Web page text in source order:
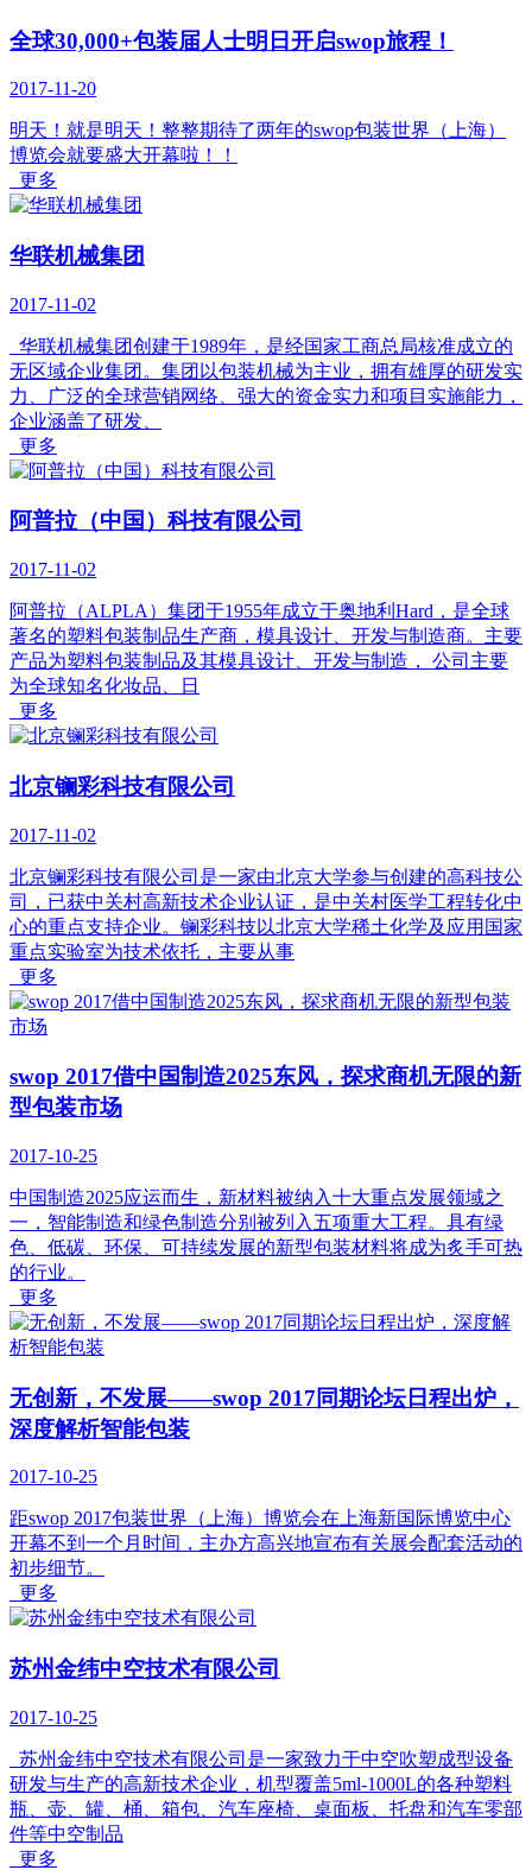
全球30,000+包装届人士明日开启swop旅程！
2017-11-20
明天！就是明天！整整期待了两年的swop包装世界（上海）
博览会就要盛大开幕啦！！
更多
华联机械集团
2017-11-02
华联机械集团创建于1989年，是经国家工商总局核准成立的
无区域企业集团。集团以包装机械为主业，拥有雄厚的研发实
力、广泛的全球营销网络、强大的资金实力和项目实施能力，
企业涵盖了研发、
更多
阿普拉（中国）科技有限公司
2017-11-02
阿普拉（ALPLA）集团于1955年成立于奥地利Hard，是全球
著名的塑料包装制品生产商，模具设计、开发与制造商。主要
产品为塑料包装制品及其模具设计、开发与制造， 公司主要
为全球知名化妆品、日
更多
北京镧彩科技有限公司
2017-11-02
北京镧彩科技有限公司是一家由北京大学参与创建的高科技公
司，已获中关村高新技术企业认证，是中关村医学工程转化中
心的重点支持企业。镧彩科技以北京大学稀土化学及应用国家
重点实验室为技术依托，主要从事
更多
swop 2017借中国制造2025东风，探求商机无限的新
型包装市场
2017-10-25
中国制造2025应运而生，新材料被纳入十大重点发展领域之
一，智能制造和绿色制造分别被列入五项重大工程。具有绿
色、低碳、环保、可持续发展的新型包装材料将成为炙手可热
的行业。
更多
无创新，不发展——swop 2017同期论坛日程出炉，
深度解析智能包装
2017-10-25
距swop 2017包装世界（上海）博览会在上海新国际博览中心
开幕不到一个月时间，主办方高兴地宣布有关展会配套活动的
初步细节。
更多
苏州金纬中空技术有限公司
2017-10-25
苏州金纬中空技术有限公司是一家致力于中空吹塑成型设备
研发与生产的高新技术企业，机型覆盖5ml-1000L的各种塑料
瓶、壶、罐、桶、箱包、汽车座椅、桌面板、托盘和汽车零部
件等中空制品
更多